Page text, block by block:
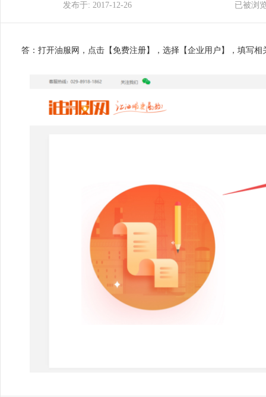
发布于: 2017-12-26 已被浏
答： 打开油服网，点击【免费注册】，选择【企业用户】，填写